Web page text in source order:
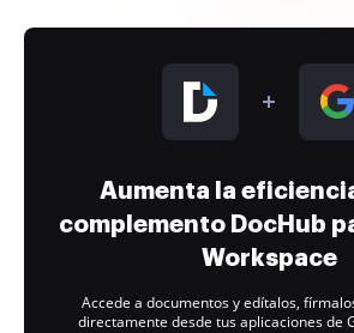
Aumenta la
complemento DocHub
Workspace
Accede a documentos y edítalos,
directamente desde tus aplicaciones de